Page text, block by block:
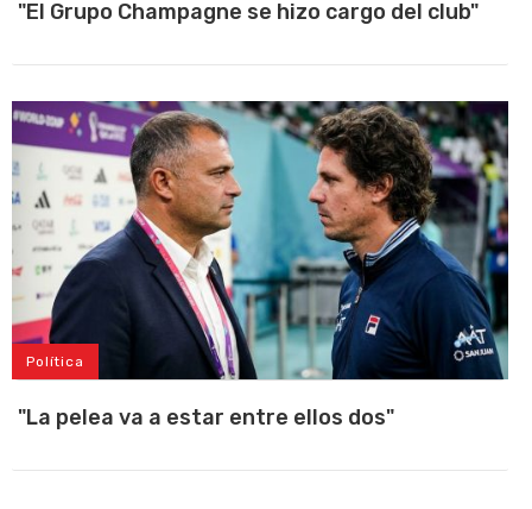
"El Grupo Champagne se hizo cargo del club"
Política
"La pelea va a estar entre ellos dos"